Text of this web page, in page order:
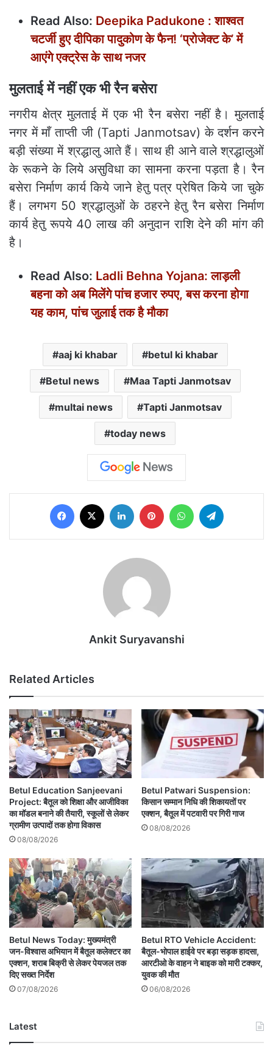
Read Also: Deepika Padukone : शाश्वत
चटर्जी हुए दीपिका पादुकोण के फैन! ‘प्रोजेक्ट के’ में
आएंगे एक्ट्रेस के साथ नजर
मुलताई में नहीं एक भी रैन बसेरा
नगरीय क्षेत्र मुलताई में एक भी रैन बसेरा नहीं है। मुलताई
नगर में माँ ताप्ती जी (Tapti Janmotsav) के दर्शन करने
बड़ी संख्या में श्रद्धालु आते हैं। साथ ही आने वाले श्रद्धालुओं
के रूकने के लिये असुविधा का सामना करना पड़ता है। रैन
बसेरा निर्माण कार्य किये जाने हेतु पत्र प्रेषित किये जा चुके
हैं। लगभग 50 श्रद्धालुओं के ठहरने हेतु रैन बसेरा निर्माण
कार्य हेतु रूपये 40 लाख की अनुदान राशि देने की मांग की
है।
Read Also: Ladli Behna Yojana: लाड़ली
बहना को अब मिलेंगे पांच हजार रुपए, बस करना होगा
यह काम, पांच जुलाई तक है मौका
aaj ki khabar betul ki khabar
Betul news Maa Tapti Janmotsav
multai news Tapti Janmotsav
today news
Facebook LinkedIn PinterestWhatsApp
Ankit Suryavanshi
Related Articles
Betul Education Sanjeevani
Project: बैतूल को शिक्षा और आजीविका
का मॉडल बनाने की तैयारी, स्कूलों से लेकर
ग्रामीण उत्पादों तक होगा विकास
08/08/2026
Betul Patwari Suspension:
किसान सम्मान निधि की शिकायतों पर
एक्शन, बैतूल में पटवारी पर गिरी गाज
08/08/2026
Betul News Today: मुख्यमंत्री
जन-विश्वास अभियान में बैतूल कलेक्टर का
एक्शन, शराब बिक्री से लेकर पेयजल तक
दिए सख्त निर्देश
07/08/2026
Betul RTO Vehicle Accident:
बैतूल-भोपाल हाईवे पर बड़ा सड़क हादसा,
आरटीओ के वाहन ने बाइक को मारी टक्कर,
युवक की मौत
06/08/2026
Latest